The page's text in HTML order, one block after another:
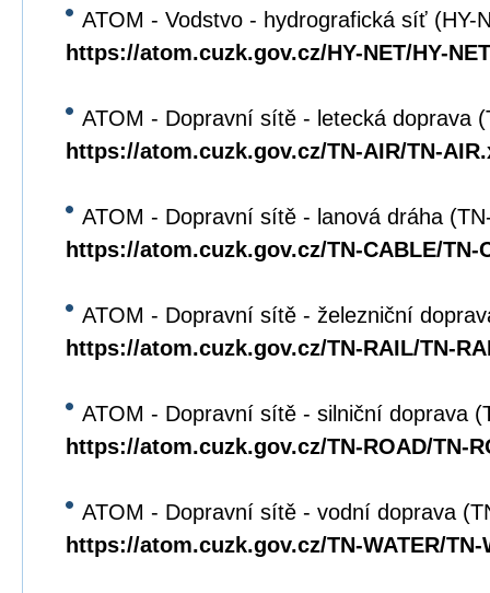
ATOM - Vodstvo - hydrografická síť (HY-
https://atom.cuzk.gov.cz/HY-NET/HY-
ATOM - Dopravní sítě - letecká doprava
https://atom.cuzk.gov.cz/TN-AIR/TN-
ATOM - Dopravní sítě - lanová dráha
https://atom.cuzk.gov.cz/TN-CABLE/TN-
ATOM - Dopravní sítě - železniční
https://atom.cuzk.gov.cz/TN-RAIL/TN-
ATOM - Dopravní sítě - silniční doprava
https://atom.cuzk.gov.cz/TN-ROAD/TN-
ATOM - Dopravní sítě - vodní doprava
https://atom.cuzk.gov.cz/TN-WATER/TN-